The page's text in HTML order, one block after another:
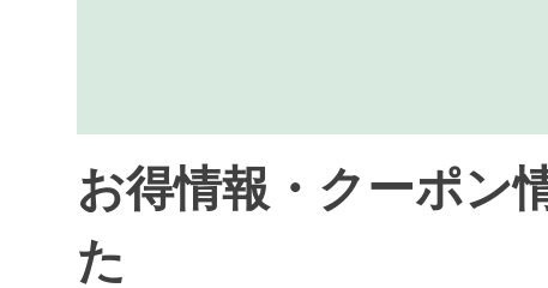
お得情報・クーポン
た